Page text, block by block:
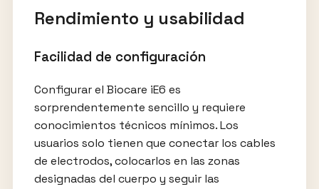
Rendimiento y usabilidad
Facilidad de configuración
Configurar el Biocare iE6 es
sorprendentemente sencillo y requiere
conocimientos técnicos mínimos. Los
usuarios solo tienen que conectar los cables
de electrodos, colocarlos en las zonas
designadas del cuerpo y seguir las